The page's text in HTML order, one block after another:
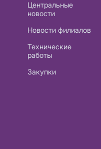
Центральные
новости
Новости филиалов
Технические
работы
Закупки